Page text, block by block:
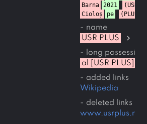
Barna 2021
(USR)
Cioloș
pe (PLUS).
- name
USR PLUS
chevron_right
- long possessive
al [USR PLUS]
- added links
Wikipedia
- deleted links
www.usrplus.ro